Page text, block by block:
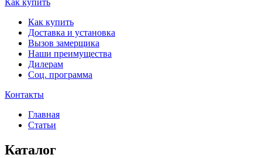
Как купить
Как купить
Доставка и установка
Вызов замерщика
Наши преимущества
Дилерам
Соц. программа
Контакты
Главная
Статьи
Каталог